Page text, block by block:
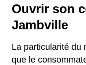
Ouvrir son
Jambville
La particularité du
que le